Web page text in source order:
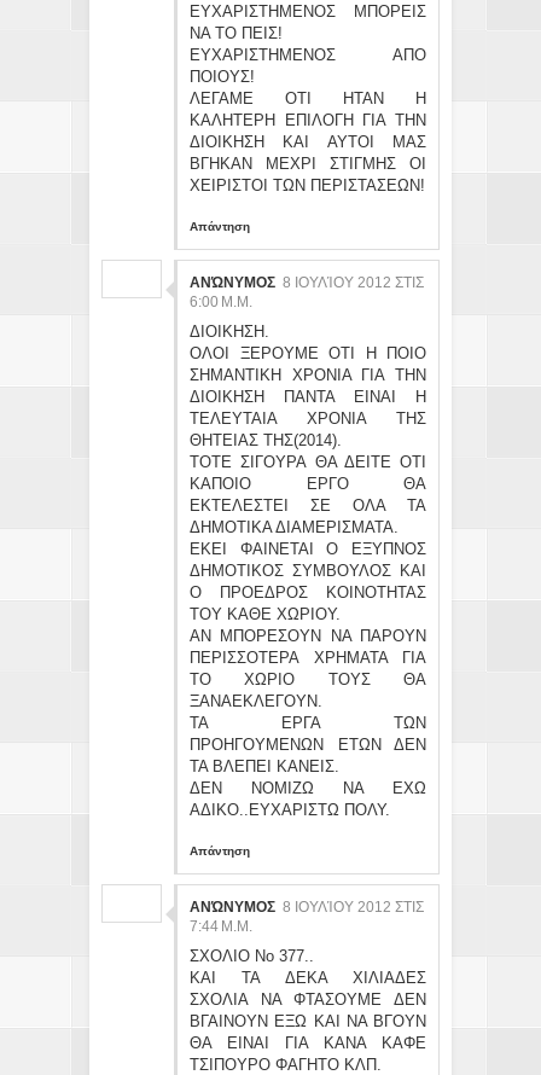
ΕΥΧΑΡΙΣΤΗΜΕΝΟΣ ΜΠΟΡΕΙΣ
ΝΑ ΤΟ ΠΕΙΣ!
ΕΥΧΑΡΙΣΤΗΜΕΝΟΣ ΑΠΟ
ΠΟΙΟΥΣ!
ΛΕΓΑΜΕ ΟΤΙ ΗΤΑΝ Η
ΚΑΛΗΤΕΡΗ ΕΠΙΛΟΓΗ ΓΙΑ ΤΗΝ
ΔΙΟΙΚΗΣΗ ΚΑΙ ΑΥΤΟΙ ΜΑΣ
ΒΓΗΚΑΝ ΜΕΧΡΙ ΣΤΙΓΜΗΣ ΟΙ
ΧΕΙΡΙΣΤΟΙ ΤΩΝ ΠΕΡΙΣΤΑΣΕΩΝ!
Απάντηση
ΑΝΏΝΥΜΟΣ 8 ΙΟΥΛΊΟΥ 2012 ΣΤΙΣ
6:00 Μ.Μ.
ΔΙΟΙΚΗΣΗ.
ΟΛΟΙ ΞΕΡΟΥΜΕ ΟΤΙ Η ΠΟΙΟ
ΣΗΜΑΝΤΙΚΗ ΧΡΟΝΙΑ ΓΙΑ ΤΗΝ
ΔΙΟΙΚΗΣΗ ΠΑΝΤΑ ΕΙΝΑΙ Η
ΤΕΛΕΥΤΑΙΑ ΧΡΟΝΙΑ ΤΗΣ
ΘΗΤΕΙΑΣ ΤΗΣ(2014).
ΤΟΤΕ ΣΙΓΟΥΡΑ ΘΑ ΔΕΙΤΕ ΟΤΙ
ΚΑΠΟΙΟ ΕΡΓΟ ΘΑ
ΕΚΤΕΛΕΣΤΕΙ ΣΕ ΟΛΑ ΤΑ
ΔΗΜΟΤΙΚΑ ΔΙΑΜΕΡΙΣΜΑΤΑ.
ΕΚΕΙ ΦΑΙΝΕΤΑΙ Ο ΕΞΥΠΝΟΣ
ΔΗΜΟΤΙΚΟΣ ΣΥΜΒΟΥΛΟΣ ΚΑΙ
Ο ΠΡΟΕΔΡΟΣ ΚΟΙΝΟΤΗΤΑΣ
ΤΟΥ ΚΑΘΕ ΧΩΡΙΟΥ.
ΑΝ ΜΠΟΡΕΣΟΥΝ ΝΑ ΠΑΡΟΥΝ
ΠΕΡΙΣΣΟΤΕΡΑ ΧΡΗΜΑΤΑ ΓΙΑ
ΤΟ ΧΩΡΙΟ ΤΟΥΣ ΘΑ
ΞΑΝΑΕΚΛΕΓΟΥΝ.
ΤΑ ΕΡΓΑ ΤΩΝ
ΠΡΟΗΓΟΥΜΕΝΩΝ ΕΤΩΝ ΔΕΝ
ΤΑ ΒΛΕΠΕΙ ΚΑΝΕΙΣ.
ΔΕΝ ΝΟΜΙΖΩ ΝΑ ΕΧΩ
ΑΔΙΚΟ..ΕΥΧΑΡΙΣΤΩ ΠΟΛΥ.
Απάντηση
ΑΝΏΝΥΜΟΣ 8 ΙΟΥΛΊΟΥ 2012 ΣΤΙΣ
7:44 Μ.Μ.
ΣΧΟΛΙΟ Νο 377..
ΚΑΙ ΤΑ ΔΕΚΑ ΧΙΛΙΑΔΕΣ
ΣΧΟΛΙΑ ΝΑ ΦΤΑΣΟΥΜΕ ΔΕΝ
ΒΓΑΙΝΟΥΝ ΕΞΩ ΚΑΙ ΝΑ ΒΓΟΥΝ
ΘΑ ΕΙΝΑΙ ΓΙΑ ΚΑΝΑ ΚΑΦΕ
ΤΣΙΠΟΥΡΟ ΦΑΓΗΤΟ ΚΛΠ.